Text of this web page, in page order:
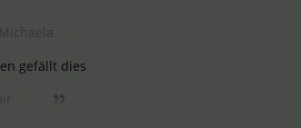
gefällt dies